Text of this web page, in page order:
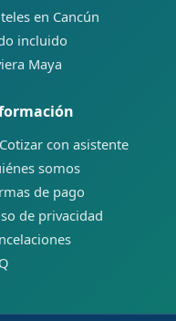
en Cancún
incluido
Maya
Cotizar con asistente
somos
de pago
de privacidad